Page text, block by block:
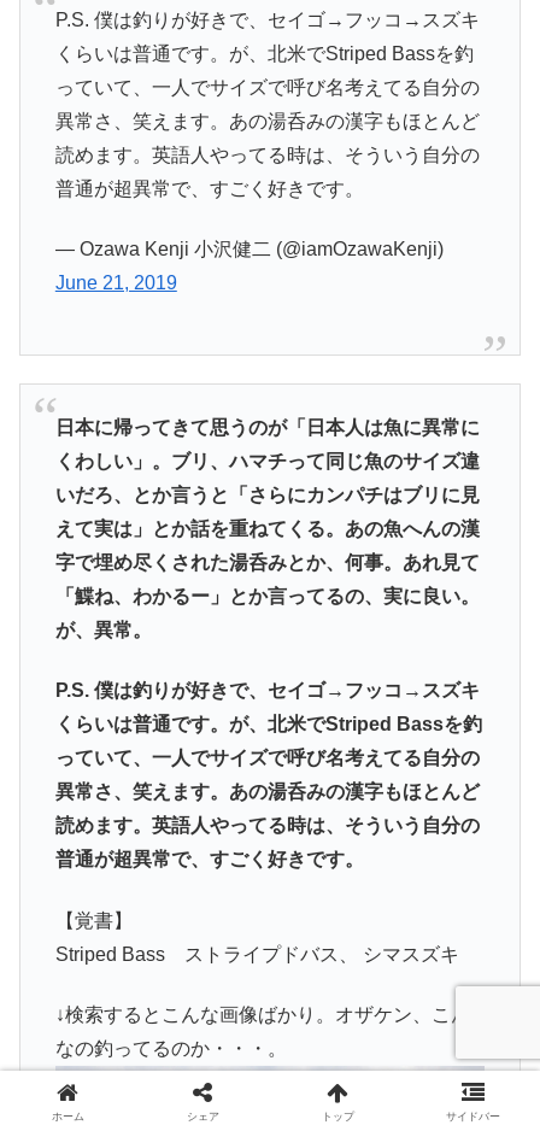
P.S. 僕は釣りが好きで、セイゴ→フッコ→スズキ
くらいは普通です。が、北米でStriped Bassを釣
っていて、一人でサイズで呼び名考えてる自分の
異常さ、笑えます。あの湯呑みの漢字もほとんど
読めます。英語人やってる時は、そういう自分の
普通が超異常で、すごく好きです。
— Ozawa Kenji 小沢健二 (@iamOzawaKenji)
June 21, 2019
日本に帰ってきて思うのが「日本人は魚に異常に
くわしい」。ブリ、ハマチって同じ魚のサイズ違
いだろ、とか言うと「さらにカンパチはブリに見
えて実は」とか話を重ねてくる。あの魚へんの漢
字で埋め尽くされた湯呑みとか、何事。あれ見て
「鰈ね、わかるー」とか言ってるの、実に良い。
が、異常。
P.S. 僕は釣りが好きで、セイゴ→フッコ→スズキ
くらいは普通です。が、北米でStriped Bassを釣
っていて、一人でサイズで呼び名考えてる自分の
異常さ、笑えます。あの湯呑みの漢字もほとんど
読めます。英語人やってる時は、そういう自分の
普通が超異常で、すごく好きです。
【覚書】
Striped Bass ストライプドバス、 シマスズキ
↓検索するとこんな画像ばかり。オザケン、こん
なの釣ってるのか・・・。
ホーム シェア トップ サイドバー